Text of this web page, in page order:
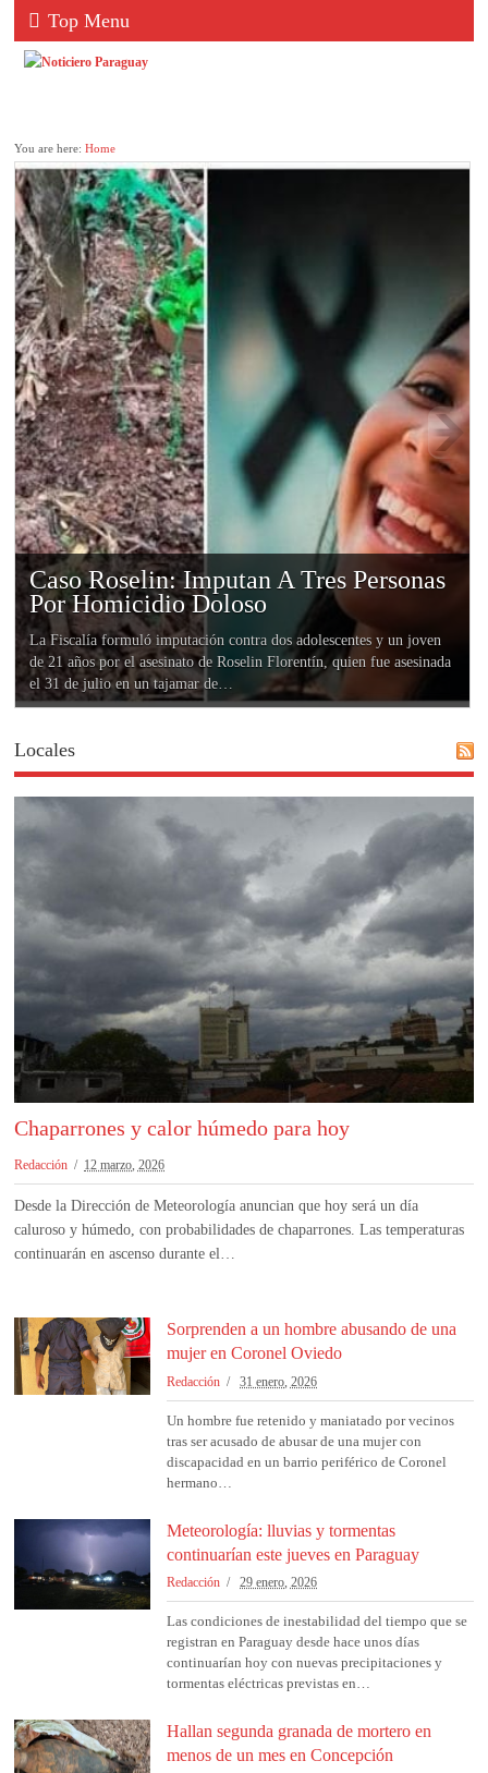
Top Menu
You are here:Home
Caso Roselin: Imputan A Tres Personas
Por Homicidio Doloso
La Fiscalía formuló imputación contra dos adolescentes y un joven
de 21 años por el asesinato de Roselin Florentín, quien fue asesinada
el 31 de julio en un tajamar de…
Locales
Chaparrones y calor húmedo para hoy
Redacción 12 marzo, 2026
Desde la Dirección de Meteorología anuncian que hoy será un día
caluroso y húmedo, con probabilidades de chaparrones. Las temperaturas
continuarán en ascenso durante el…
Sorprenden a un hombre abusando de una
mujer en Coronel Oviedo
Redacción 31 enero, 2026
Un hombre fue retenido y maniatado por vecinos
tras ser acusado de abusar de una mujer con
discapacidad en un barrio periférico de Coronel
hermano…
Meteorología: lluvias y tormentas
continuarían este jueves en Paraguay
Redacción 29 enero, 2026
Las condiciones de inestabilidad del tiempo que se
registran en Paraguay desde hace unos días
continuarían hoy con nuevas precipitaciones y
tormentas eléctricas previstas en…
Hallan segunda granada de mortero en
menos de un mes en Concepción